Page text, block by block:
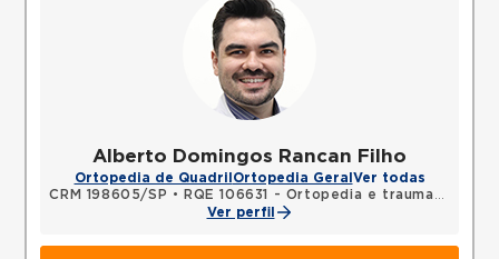
Alberto Domingos Rancan Filho
Ortopedia de Quadril Ortopedia Geral Ver todas
CRM 198605/SP •
RQE 106631 - Ortopedia e traumatologia
Ver perfil